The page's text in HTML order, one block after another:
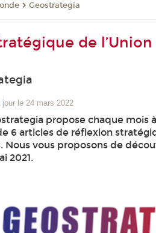
Geostrategia
de
jour le 24 mars 2022
propose chaque mois
6 articles de réflexion
Nous vous proposons de
2021.